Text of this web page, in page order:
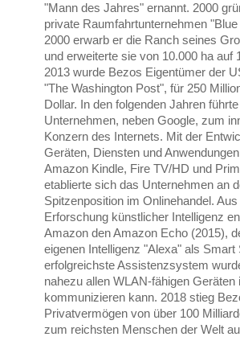
"Mann des Jahres" ernannt. 2000
private Raumfahrtunternehmen
2000 erwarb er die Ranch seines
und erweiterte sie von 10.000 ha auf
2013 wurde Bezos Eigentümer der
"The Washington Post", für 250
Dollar. In den folgenden Jahren
Unternehmen, neben Google, zum
Konzern des Internets. Mit der
Geräten, Diensten und
Amazon Kindle, Fire TV/HD und
etablierte sich das Unternehmen an
Spitzenposition im Onlinehandel.
Erforschung künstlicher Intelligenz
Amazon den Amazon Echo (2015),
eigenen Intelligenz "Alexa" als Smart
erfolgreichste Assistenzsystem
nahezu allen WLAN-fähigen Geräten
kommunizieren kann. 2018 stieg
Privatvermögen von über 100
zum reichsten Menschen der Welt